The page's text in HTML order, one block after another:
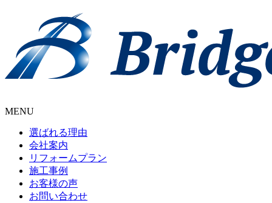
MENU
選ばれる理由
会社案内
リフォームプラン
施工事例
お客様の声
お問い合わせ